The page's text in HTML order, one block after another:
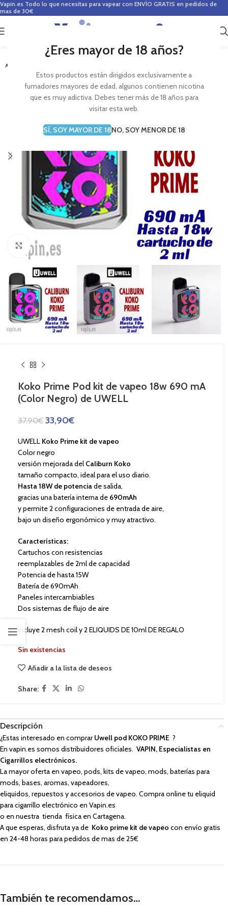
¿Eres mayor de 18 años?
Estos productos están dirigidos exclusivamente a
fumadores mayores de edad, algunos contienen nicotina
que es muy adictiva. Debes tener más de 18 años para
visitar esta web.
SÍ, SOY MAYOR DE 18NO, SOY MENOR DE 18
Vapin.es Todo lo que necesitas para vapear con ENVÍO GRATIS en pedidos de
mas de 30€
0
AGOTADO
Haga Click para agrandar
Koko Prime Pod kit de vapeo 18w 690 mA
(Color Negro) de UWELL
37,90€ 33,90€
UWELL Koko Prime kit de vapeo
Color negro
versión mejorada del Caliburn Koko
tamaño compacto, ideal para el uso diario.
Hasta 18W de potenciade salida,
gracias una batería interna de 690mAh
y permite 2 configuraciones de entrada de aire,
bajo un diseño ergonómico y muy atractivo.
Características:
Cartuchos con resistencias
reemplazables de 2ml de capacidad
Potencia de hasta 15W
Batería de 690mAh
Paneles intercambiables
Dos sistemas de flujo de aire
Incluye 2 mesh coil y 2 ELIQUIDS DE 10ml DE REGALO
Sin existencias
Añadir a la lista de deseos
Share:
Descripción
¿Estas interesado en comprarUwell pod KOKO PRIME ?
En vapin.es somos distribuidores oficiales. VAPIN, Especialistas en
Cigarrillos electrónicos.
La mayor oferta en vapeo, pods, kits de vapeo, mods, baterías para
mods, bases, aromas, vapeadores,
eliquidos, repuestos y accesorios de vapeo. Compra online tu eliquid
para cigarrillo electrónico en Vapin.es
o en nuestra tienda física en Cartagena.
A que esperas, disfruta ya de Koko prime kit de vapeo con envío gratis
en 24-48 horas para pedidos de mas de 25€
También te recomendamos…